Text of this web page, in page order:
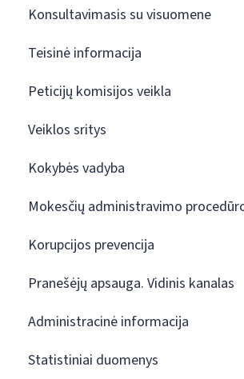
Konsultavimasis su visuomene
Teisinė informacija
Peticijų komisijos veikla
Veiklos sritys
Kokybės vadyba
Mokesčių administravimo
Korupcijos prevencija
Pranešėjų apsauga. Vidinis kanalas
Administracinė informacija
Statistiniai duomenys